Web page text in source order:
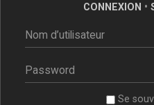
CONNEXION •
Se